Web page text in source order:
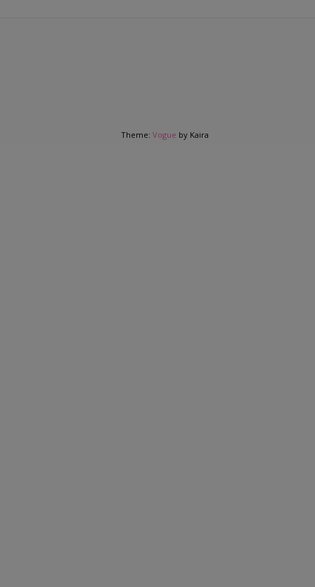
Theme: Vogue by Kaira